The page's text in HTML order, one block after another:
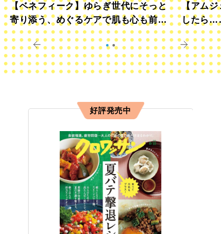
【ベネフィーク】ゆらぎ世代にそっと
寄り添う、めぐるケアで肌も心も前向
きに
【アムジ
したら
すか？
好評発売中